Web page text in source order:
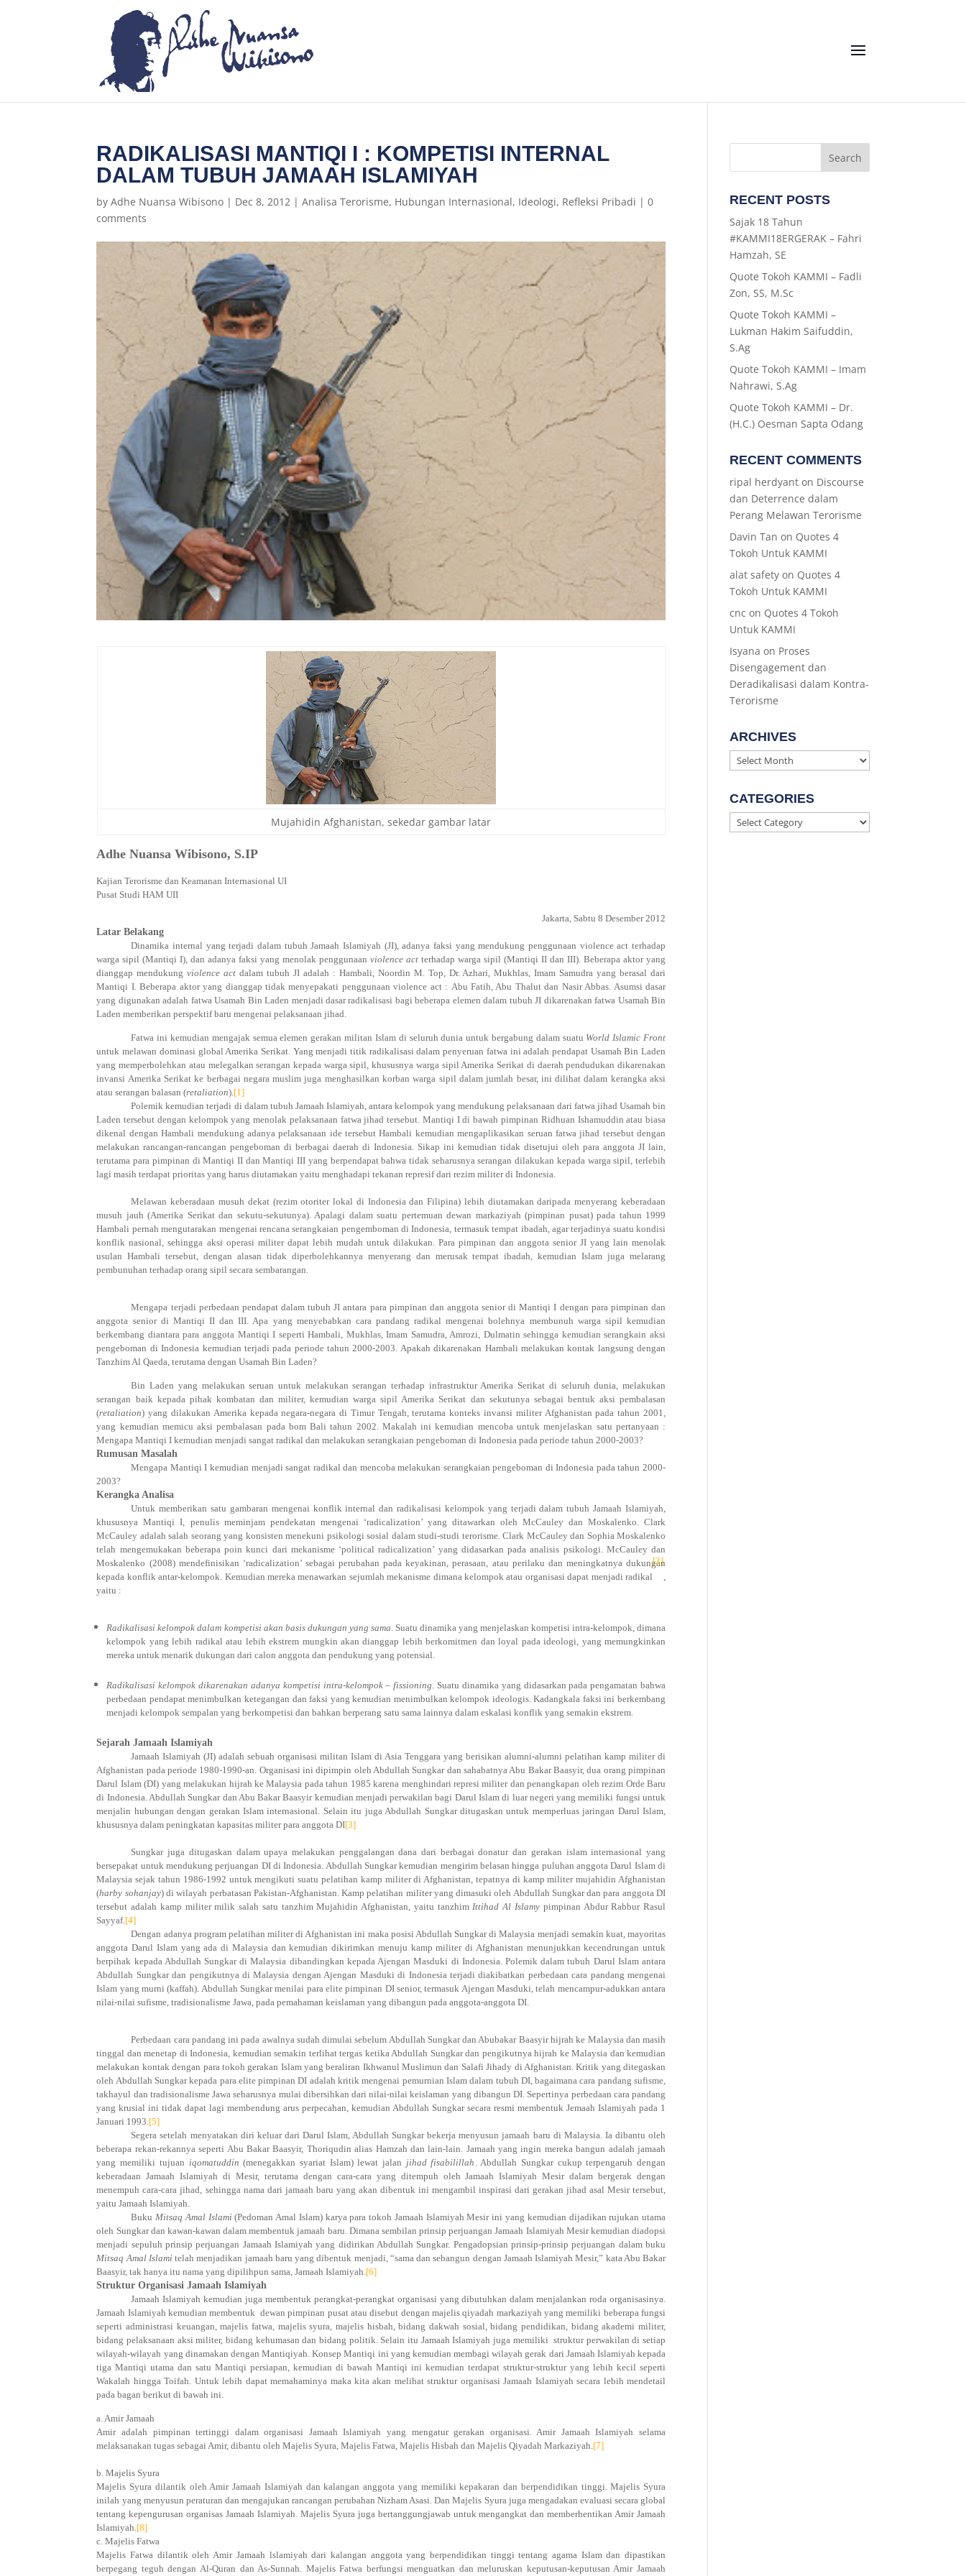
RADIKALISASI MANTIQI I : KOMPETISI INTERNAL
DALAM TUBUH JAMAAH ISLAMIYAH
byAdhe Nuansa Wibisono | Dec 8, 2012 |Analisa Terorisme, Hubungan Internasional, Ideologi, Refleksi Pribadi |0
comments
Mujahidin Afghanistan, sekedar gambar latar
Adhe Nuansa Wibisono, S.IP
Kajian Terorisme dan Keamanan Internasional UI
Pusat Studi HAM UII
Jakarta , Sabtu 8 Desember 2012
Latar Belakang
Dinamika internal yang terjadi dalam tubuh Jamaah Islamiyah (JI), adanya faksi yang mendukung penggunaan violence act terhadap
warga sipil(Mantiqi I), dan adanya faksi yang menolak penggunaanviolence act terhadap warga sipil(Mantiqi II dan III). Beberapa aktor yang
dianggap mendukungviolence act dalam tubuh JI adalah : Hambali, Noordin M. Top, Dr. Azhari, Mukhlas, Imam Samudra yang berasal dari
Mantiqi I. Beberapa aktor yang dianggap tidak menyepakati penggunaan violence act : Abu Fatih Abu Thalut dan Nasir Abbas Asumsi dasar
yang digunakan adalah fatwa Usamah Bin Laden menjadi dasar radikalisasi bagi beberapa elemen dalam tubuh JI dikarenakan fatwa Usamah Bin
Laden memberikan perspektif baru mengenai pelaksanaan jihad.
Fatwa ini kemudian mengajak semua elemen gerakan militan Islam di seluruh dunia untuk bergabung dalam suatu World Islamic Front
untuk melawan dominasi global Amerika Serikat. Yang menjadi titik radikalisasi dalam penyeruan fatwa ini adalah pendapat Usamah Bin Laden
yang memperbolehkan atau melegalkan serangan kepada warga sipil, khususnya warga sipil Amerika Serikat di daerah pendudukan dikarenakan
invansi Amerika Serikat ke berbagai negara muslim juga menghasilkan korban warga sipil dalam jumlah besar, ini dilihat dalam kerangka aksi
atau serangan balasan (retaliation). [1]
Polemik kemudian terjadi di dalam tubuh Jamaah Islamiyah, antara kelompok yang mendukung pelaksanaan dari fatwa jihad Usamah bin
Laden tersebut dengan kelompok yang menolak pelaksanaan fatwa jihad tersebut. Mantiqi I di bawah pimpinan Ridhuan Ishamuddin atau biasa
dikenal dengan Hambali mendukung adanya pelaksanaan ide tersebut Hambali kemudian mengaplikasikan seruan fatwa jihad tersebut dengan
melakukan rancangan-rancangan pengeboman di berbagai daerah di Indonesia. Sikap ini kemudian tidak disetujui oleh para anggota JI lain,
terutama para pimpinan di Mantiqi II dan Mantiqi III yang berpendapat bahwa tidak seharusnya serangan dilakukan kepada warga sipil, terlebih
lagi masih terdapat prioritas yang harus diutamakan yaitu menghadapi tekanan represif dari rezim militer di Indonesia.
Melawan keberadaan musuh dekat (rezim otoriter lokal di Indonesia dan Filipina) lebih diutamakan daripada menyerang keberadaan
musuh jauh (Amerika Serikat dan sekutu-sekutunya). Apalagi dalam suatu pertemuan dewan markaziyah (pimpinan pusat) pada tahun 1999
Hambali pernah mengutarakan mengenai rencana serangkaian pengemboman di Indonesia, termasuk tempat ibadah, agar terjadinya suatu kondisi
konflik nasional, sehingga aksi operasi militer dapat lebih mudah untuk dilakukan. Para pimpinan dan anggota senior JI yang lain menolak
usulan Hambali tersebut, dengan alasan tidak diperbolehkannya menyerang dan merusak tempat ibadah, kemudian Islam juga melarang
pembunuhan terhadap orang sipil secara sembarangan.
Mengapa terjadi perbedaan pendapat dalam tubuh JI antara para pimpinan dan anggota senior di Mantiqi I dengan para pimpinan dan
anggota senior di Mantiqi II dan III. Apa yang menyebabkan cara pandang radikal mengenai bolehnya membunuh warga sipil kemudian
berkembang diantara para anggota Mantiqi I seperti Hambali, Mukhlas, Imam Samudra, Amrozi, Dulmatin sehingga kemudian serangkain aksi
pengeboman di Indonesia kemudian terjadi pada periode tahun 2000-2003. Apakah dikarenakan Hambali melakukan kontak langsung dengan
Tanzhim Al Qaeda, terutama dengan Usamah Bin Laden?
Bin Laden yang melakukan seruan untuk melakukan serangan terhadap infrastruktur Amerika Serikat di seluruh dunia, melakukan
serangan baik kepada pihak kombatan dan militer, kemudian warga sipil Amerika Serikat dan sekutunya sebagai bentuk aksi pembalasan
(retaliation) yang dilakukan Amerika kepada negara-negara di Timur Tengah, terutama konteks invansi militer Afghanistan pada tahun 2001,
yang kemudian memicu aksi pembalasan pada bom Bali tahun 2002. Makalah ini kemudian mencoba untuk menjelaskan satu pertanyaan :
Mengapa Mantiqi I kemudian menjadi sangat radikal dan melakukan serangkaian pengeboman di Indonesia pada periode tahun 2000-2003?
Rumusan Masalah
Mengapa Mantiqi I kemudian menjadi sangat radikal dan mencoba melakukan serangkaian pengeboman di Indonesia pada tahun 2000-
2003?
Kerangka Analisa
Untuk memberikan satu gambaran mengenai konflik internal dan radikalisasi kelompok yang terjadi dalam tubuh Jamaah Islamiyah,
khususnya Mantiqi I, penulis meminjam pendekatan mengenai ‘radicalization’ yang ditawarkan oleh McCauley dan Moskalenko. Clark
McCauley adalah salah seorang yang konsisten menekuni psikologi sosial dalam studi-studi terorisme. Clark McCauley dan Sophia Moskalenko
telah mengemukakan beberapa poin kunci dari mekanisme ‘political radicalization’ yang didasarkan pada analisis psikologi. McCauley dan
Moskalenko (2008) mendefinisikan ‘radicalization’ sebagai perubahan pada keyakinan, perasaan, atau perilaku dan meningkatnya dukungan
kepada konflik antar-kelompok. Kemudian mereka menawarkan sejumlah mekanisme dimana kelompok atau organisasi dapat menjadi radikal
[2]
yaitu :
Radikalisasi kelompok dalam kompetisi akan basis dukungan yang sama . Suatu dinamika yang menjelaskan kompetisi intra-kelompok, dimana
kelompok yang lebih radikal atau lebih ekstrem mungkin akan dianggap lebih berkomitmen dan loyal pada ideologi, yang memungkinkan
mereka untuk menarik dukungan dari calon anggota dan pendukung yang potensial.
Radikalisasi kelompok dikarenakan adanya kompetisi intra-kelompok – fissioning . Suatu dinamika yang didasarkan pada pengamatan bahwa
perbedaan pendapat menimbulkan ketegangan dan faksi yang kemudian menimbulkan kelompok ideologis. Kadangkala faksi ini berkembang
menjadi kelompok sempalan yang berkompetisi dan bahkan berperang satu sama lainnya dalam eskalasi konflik yang semakin ekstrem.
Sejarah Jamaah Islamiyah
Jamaah Islamiyah (JI) adalah sebuah organisasi militan Islam di Asia Tenggara yang berisikan alumni-alumni pelatihan kamp militer di
Afghanistan pada periode 1980-1990-an. Organisasi ini dipimpin oleh Abdullah Sungkar dan sahabatnya Abu Bakar Baasyir, dua orang pimpinan
Darul Islam (DI) yang melakukan hijrah ke Malaysia pada tahun 1985 karena menghindari represi militer dan penangkapan oleh rezim Orde Baru
di Indonesia. Abdullah Sungkar dan Abu Bakar Baasyir kemudian menjadi perwakilan bagi Darul Islam di luar negeri yang memiliki fungsi untuk
menjalin hubungan dengan gerakan Islam internasional. Selain itu juga Abdullah Sungkar ditugaskan untuk memperluas jaringan Darul Islam,
khususnya dalam peningkatan kapasitas militer para anggota DI[3]
Sungkar juga ditugaskan dalam upaya melakukan penggalangan dana dari berbagai donatur dan gerakan islam internasional yang
bersepakat untuk mendukung perjuangan DI di Indonesia. Abdullah Sungkar kemudian mengirim belasan hingga puluhan anggota Darul Islam di
Malaysia sejak tahun 1986-1992 untuk mengikuti suatu pelatihan kamp militer di Afghanistan, tepatnya di kamp militer mujahidin Afghanistan
(harby sohanjay) di wilayah perbatasan Pakistan-Afghanistan. Kamp pelatihan militer yang dimasuki oleh Abdullah Sungkar dan para anggota DI
tersebut adalah kamp militer milik salah satu tanzhim Mujahidin Afghanistan, yaitu tanzhim Ittihad Al Islamy pimpinan Abdur Rabbur Rasul
Sayyaf. [4]
Dengan adanya program pelatihan militer di Afghanistan ini maka posisi Abdullah Sungkar di Malaysia menjadi semakin kuat, mayoritas
anggota Darul Islam yang ada di Malaysia dan kemudian dikirimkan menuju kamp militer di Afghanistan menunjukkan kecendrungan untuk
berpihak kepada Abdullah Sungkar di Malaysia dibandingkan kepada Ajengan Masduki di Indonesia. Polemik dalam tubuh Darul Islam antara
Abdullah Sungkar dan pengikutnya di Malaysia dengan Ajengan Masduki di Indonesia terjadi diakibatkan perbedaan cara pandang mengenai
Islam yang murni (kaffah). Abdullah Sungkar menilai para elite pimpinan DI senior, termasuk Ajengan Masduki, telah mencampur-adukkan antara
nilai-nilai sufisme, tradisionalisme Jawa, pada pemahaman keislaman yang dibangun pada anggota-anggota DI.
Perbedaan cara pandang ini pada awalnya sudah dimulai sebelum Abdullah Sungkar dan Abubakar Baasyir hijrah ke Malaysia dan masih
tinggal dan menetap di Indonesia, kemudian semakin terlihat tergas ketika Abdullah Sungkar dan pengikutnya hijrah ke Malaysia dan kemudian
melakukan kontak dengan para tokoh gerakan Islam yang beraliran Ikhwanul Muslimun dan Salafi Jihady di Afghanistan. Kritik yang ditegaskan
oleh Abdullah Sungkar kepada para elite pimpinan DI adalah kritik mengenai pemurnian Islam dalam tubuh DI, bagaimana cara pandang sufisme,
takhayul dan tradisionalisme Jawa seharusnya mulai dibersihkan dari nilai-nilai keislaman yang dibangun DI. Sepertinya perbedaan cara pandang
yang krusial ini tidak dapat lagi membendung arus perpecahan, kemudian Abdullah Sungkar secara resmi membentuk Jemaah Islamiyah pada 1
Januari 1993. [5]
Segera setelah menyatakan diri keluar dari Darul Islam, Abdullah Sungkar bekerja menyusun jamaah baru di Malaysia. Ia dibantu oleh
beberapa rekan-rekannya seperti Abu Bakar Baasyir, Thoriqudin alias Hamzah dan lain-lain. Jamaah yang ingin mereka bangun adalah jamaah
yang memiliki tujuan iqomatuddin (menegakkan syariat Islam) lewat jalan jihad fisabilillah . Abdullah Sungkar cukup terpengaruh dengan
keberadaan Jamaah Islamiyah di Mesir, terutama dengan cara-cara yang ditempuh oleh Jamaah Islamiyah Mesir dalam bergerak dengan
menempuh cara-cara jihad, sehingga nama dari jamaah baru yang akan dibentuk ini mengambil inspirasi dari gerakan jihad asal Mesir tersebut,
yaitu Jamaah Islamiyah.
Buku Mitsaq Amal Islami (Pedoman Amal Islam) karya para tokoh Jamaah Islamiyah Mesir ini yang kemudian dijadikan rujukan utama
oleh Sungkar dan kawan-kawan dalam membentuk jamaah baru. Dimana sembilan prinsip perjuangan Jamaah Islamiyah Mesir kemudian diadopsi
menjadi sepuluh prinsip perjuangan Jamaah Islamiyah yang didirikan Abdullah Sungkar. Pengadopsian prinsip-prinsip perjuangan dalam buku
Mitsaq Amal Islami telah menjadikan jamaah baru yang dibentuk menjadi, “sama dan sebangun dengan Jamaah Islamiyah Mesir,” kata Abu Bakar
Baasyir, tak hanya itu nama yang dipilihpun sama, Jamaah Islamiyah. [6]
Struktur Organisasi Jamaah Islamiyah
Jamaah Islamiyah kemudian juga membentuk perangkat-perangkat organisasi yang dibutuhkan dalam menjalankan roda organisasinya.
Jamaah Islamiyah kemudian membentuk dewan pimpinan pusat atau disebut dengan majelis qiyadah markaziyah yang memiliki beberapa fungsi
seperti administrasi keuangan, majelis fatwa, majelis syura, majelis hisbah, bidang dakwah sosial, bidang pendidikan, bidang akademi militer,
bidang pelaksanaan aksi militer, bidang kehumasan dan bidang politik. Selain itu Jamaah Islamiyah juga memiliki struktur perwakilan di setiap
wilayah-wilayah yang dinamakan dengan Mantiqiyah. Konsep Mantiqi ini yang kemudian membagi wilayah gerak dari Jamaah Islamiyah kepada
tiga Mantiqi utama dan satu Mantiqi persiapan, kemudian di bawah Mantiqi ini kemudian terdapat struktur-struktur yang lebih kecil seperti
Wakalah hingga Toifah. Untuk lebih dapat memahaminya maka kita akan melihat struktur organisasi Jamaah Islamiyah secara lebih mendetail
pada bagan berikut di bawah ini.
a. Amir Jamaah
Amir adalah pimpinan tertinggi dalam organisasi Jamaah Islamiyah yang mengatur gerakan organisasi. Amir Jamaah Islamiyah selama
melaksanakan tugas sebagai Amir, dibantu oleh Majelis Syura, Majelis Fatwa, Majelis Hisbah dan Majelis Qiyadah Markaziyah. [7]
b. Majelis Syura
Majelis Syura dilantik oleh Amir Jamaah Islamiyah dan kalangan anggota yang memiliki kepakaran dan berpendidikan tinggi. Majelis Syura
inilah yang menyusun peraturan dan mengajukan rancangan perubahan Nizham Asasi. Dan Majelis Syura juga mengadakan evaluasi secara global
tentang kepengurusan organisas Jamaah Islamiyah. Majelis Syura juga bertanggungjawab untuk mengangkat dan memberhentikan Amir Jamaah
Islamiyah. [8]
c. Majelis Fatwa
Majelis Fatwa dilantik oleh Amir Jamaah lslamiyah dari kalangan anggota yang berpendidikan tinggi tentang agama Islam dan dipastikan
berpegang teguh dengan Al-Quran dan As-Sunnah. Majelis Fatwa berfungsi menguatkan dan meluruskan keputusan-keputusan Amir Jamaah
RECENT POSTS
Sajak 18 Tahun
#KAMMI18ERGERAK – Fahri
Hamzah, SE
Quote Tokoh KAMMI – Fadli
Zon, SS, M.Sc
Quote Tokoh KAMMI –
Lukman Hakim Saifuddin,
S.Ag
Quote Tokoh KAMMI – Imam
Nahrawi, S.Ag
Quote Tokoh KAMMI – Dr.
(H.C.) Oesman Sapta Odang
RECENT COMMENTS
ripal herdyant on Discourse
dan Deterrence dalam
Perang Melawan Terorisme
Davin Tan on Quotes 4
Tokoh Untuk KAMMI
alat safety on Quotes 4
Tokoh Untuk KAMMI
cnc on Quotes 4 Tokoh
Untuk KAMMI
Isyana on Proses
Disengagement dan
Deradikalisasi dalam Kontra-
Terorisme
ARCHIVES
Archives
CATEGORIES
Categories